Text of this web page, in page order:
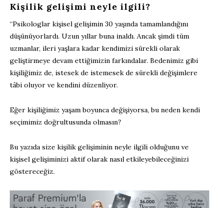
Kişilik gelişimi neyle ilgili?
“Psikologlar kişisel gelişimin 30 yaşında tamamlandığını
düşünüyorlardı. Uzun yıllar buna inaldı. Ancak şimdi tüm
uzmanlar, ileri yaşlara kadar kendimizi sürekli olarak
geliştirmeye devam ettiğimizin farkındalar. Bedenimiz gibi
kişiliğimiz de, istesek de istemesek de sürekli değişimlere
tâbi oluyor ve kendini düzenliyor.
Eğer kişiliğimiz yaşam boyunca değişiyorsa, bu neden kendi
seçimimiz doğrultusunda olmasın?
Bu yazıda size kişilik gelişiminin neyle ilgili olduğunu ve
kişisel gelişiminizi aktif olarak nasıl etkileyebileceğinizi
göstereceğiz.